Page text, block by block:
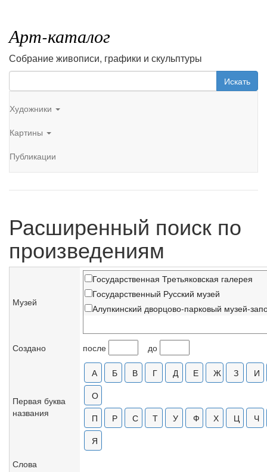
Арт-каталог
Собрание живописи, графики и скульптуры
Искать
Художники
Картины
Публикации
Расширенный поиск по
произведениям
Музей
Государственная Третьяковская галерея
Государственный Русский музей
Алупкинский дворцово-парковый музей-
Создано после до
Первая буква
названия
Слова